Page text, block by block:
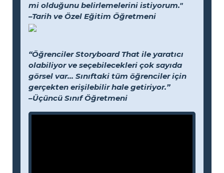
mi olduğunu belirlemelerini istiyorum."
–Tarih ve Özel Eğitim Öğretmeni
“Öğrenciler Storyboard That ile yaratıcı
olabiliyor ve seçebilecekleri çok sayıda
görsel var... Sınıftaki tüm öğrenciler için
gerçekten erişilebilir hale getiriyor.”
–Üçüncü Sınıf Öğretmeni